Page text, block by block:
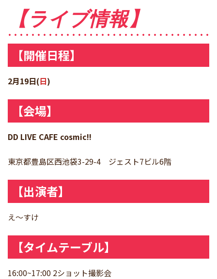
【ライブ情報】
【開催日程】
2月19日(日)
【会場】
DD LIVE CAFE cosmic!!
東京都豊島区西池袋3-29-4 ジェスト7ビル6階
【出演者】
え〜すけ
【タイムテーブル】
16:00~17:00 2ショット撮影会